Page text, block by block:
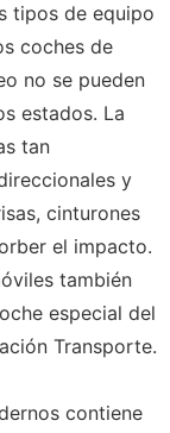
tipos de equipo
coches de
no se pueden
estados. La
tan
y
cinturones
el impacto.
también
especial del
Transporte.
contiene